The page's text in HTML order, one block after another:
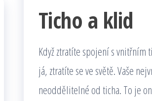
Ticho a klid
Když ztratíte spojení s vnitřním
já, ztratíte se ve světě. Vaše
neoddělitelné od ticha. To je